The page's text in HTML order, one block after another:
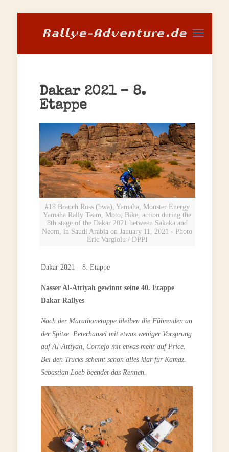
Dakar 2021 – 8.
Etappe
#18 Branch Ross (bwa), Yamaha, Monster Energy
Yamaha Rally Team, Moto, Bike, action during the
8th stage of the Dakar 2021 between Sakaka and
Neom, in Saudi Arabia on January 11, 2021 - Photo
Eric Vargiolu / DPPI
Dakar 2021 – 8. Etappe
Nasser Al-Attiyah gewinnt seine 40. Etappe
Dakar Rallyes
Nach der Marathonetappe bleiben die Führenden an
der Spitze. Peterhansel mit etwas weniger Vorsprung
auf Al-Attiyah, Cornejo mit etwas mehr auf Price.
Bei den Trucks scheint schon alles klar für Kamaz.
Sebastian Loeb beendet das Rennen.